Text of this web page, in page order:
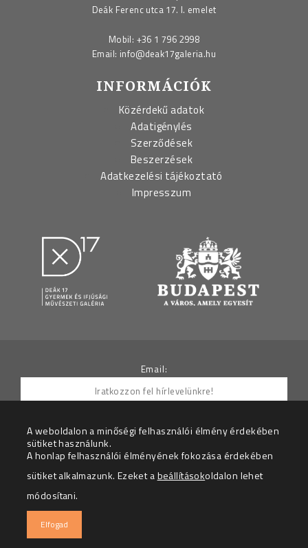
Deák Ferenc utca 17. I. emelet
Mobil: +36 1 796 2998
Email: info@deak17galeria.hu
INFORMÁCIÓK
Közérdekű adatok
Adatigénylés
Szerződések
Beszerzések
Adatkezelési tájékoztató
Impresszum
Email:
Hozzájárulok ahhoz, hogy az Adatkezelő részemre
Az adatkezelési tájékoztatót megértettem.
© 2026 – Deák 17 Gyermek és Ifjúsági Galéria – Minden
A weboldalon a minőségi felhasználói élmény érdekében
sütiket használunk.
A honlap felhasználói élményének fokozása érdekében
sütiket alkalmazunk. Ezeket abeállításokoldalon lehet
módosítani.
Elfogad